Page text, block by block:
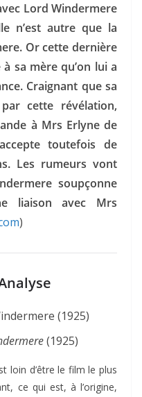
Lord Windermere
n’est autre que la
Or cette dernière
sa mère qu’on lui a
Craignant que sa
cette révélation,
à Mrs Erlyne de
toutefois de
Les rumeurs vont
soupçonne
liaison avec Mrs
)
(1925)
loin d’être le film le plus
ce qui est, à l’origine,